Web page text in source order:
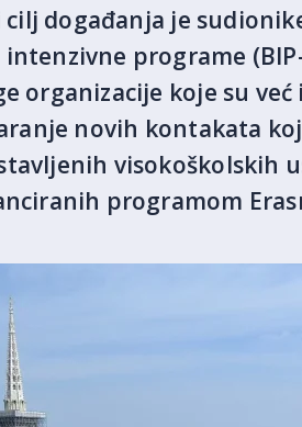
cilj događanja je
programe
organizacije koje su
novih kontakata
visokoškolskih
programom